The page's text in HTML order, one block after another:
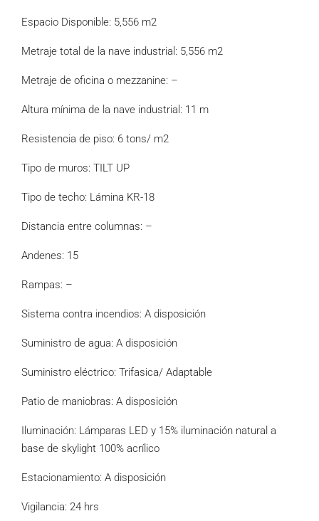
Espacio Disponible: 5,556 m2
Metraje total de la nave industrial: 5,556 m2
Metraje de oficina o mezzanine: –
Altura mínima de la nave industrial: 11 m
Resistencia de piso: 6 tons/ m2
Tipo de muros: TILT UP
Tipo de techo: Lámina KR-18
Distancia entre columnas: –
Andenes: 15
Rampas: –
Sistema contra incendios: A disposición
Suministro de agua: A disposición
Suministro eléctrico: Trifasica/ Adaptable
Patio de maniobras: A disposición
Iluminación: Lámparas LED y 15% iluminación natural a
base de skylight 100% acrílico
Estacionamiento: A disposición
Vigilancia: 24 hrs